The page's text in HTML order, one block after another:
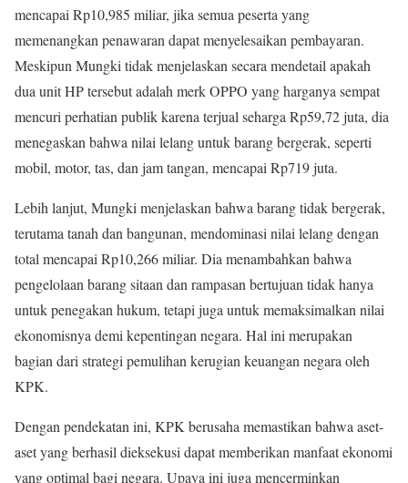
mencapai Rp10,985 miliar, jika semua peserta yang
memenangkan penawaran dapat menyelesaikan pembayaran.
Meskipun Mungki tidak menjelaskan secara mendetail apakah
dua unit HP tersebut adalah merk OPPO yang harganya sempat
mencuri perhatian publik karena terjual seharga Rp59,72 juta, dia
menegaskan bahwa nilai lelang untuk barang bergerak, seperti
mobil, motor, tas, dan jam tangan, mencapai Rp719 juta.
Lebih lanjut, Mungki menjelaskan bahwa barang tidak bergerak,
terutama tanah dan bangunan, mendominasi nilai lelang dengan
total mencapai Rp10,266 miliar. Dia menambahkan bahwa
pengelolaan barang sitaan dan rampasan bertujuan tidak hanya
untuk penegakan hukum, tetapi juga untuk memaksimalkan nilai
ekonomisnya demi kepentingan negara. Hal ini merupakan
bagian dari strategi pemulihan kerugian keuangan negara oleh
KPK.
Dengan pendekatan ini, KPK berusaha memastikan bahwa aset-
aset yang berhasil dieksekusi dapat memberikan manfaat ekonomi
yang optimal bagi negara. Upaya ini juga mencerminkan